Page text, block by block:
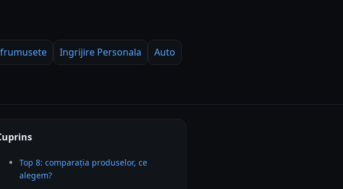
Ingrijire Personala
Auto
Top 8: comparația produselor, ce
alegem?